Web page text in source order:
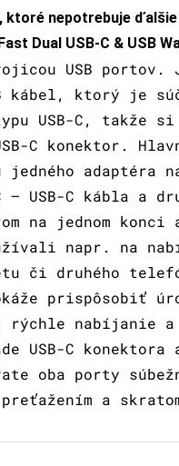
nepotrebuje
Dual USB-C & USB
USB portov.
kábel, ktorý je
USB-C, takže si
C konektor.
jedného
– USB-C kábla a
na jednom konci
napr. na
či druhého
prispôsobiť
nabíjanie a
USB-C konektora
oba porty
preťažením a